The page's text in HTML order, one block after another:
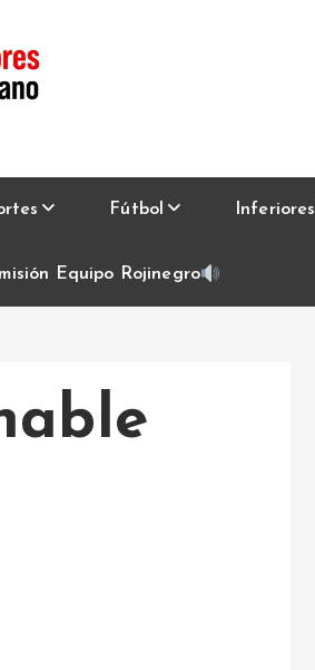
Fútbol Inferiores
Equipo Rojinegro